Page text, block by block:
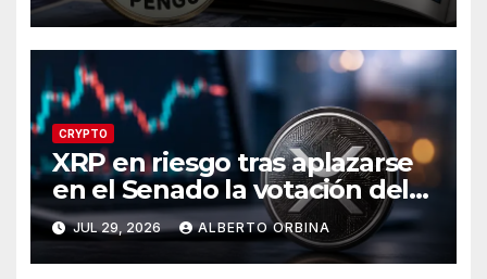
CRYPTO
XRP en riesgo tras aplazarse
en el Senado la votación del
CLARITY Act?
JUL 29, 2026 ALBERTO ORBINA